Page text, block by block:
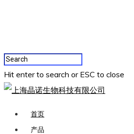
Hit enter to search or ESC to close
首页
产品